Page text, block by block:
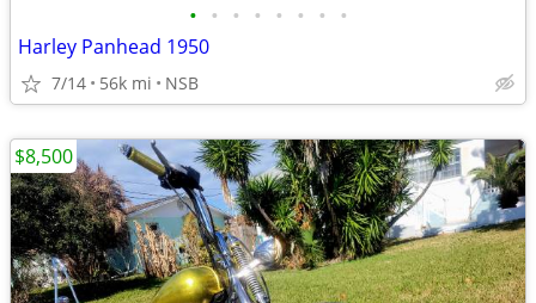
• • • • • • • •
Harley Panhead 1950
7/14 56k mi NSB
$8,500